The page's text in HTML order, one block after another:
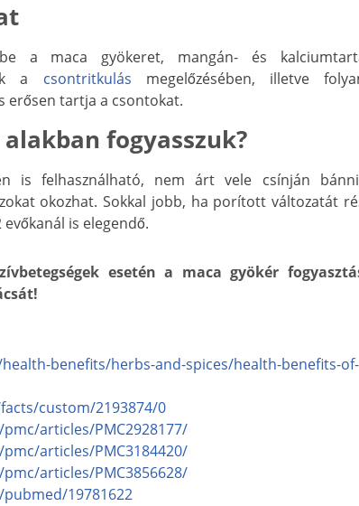
a maca gyökeret, mangán- és
a csontritkulás megelőzésében, illetve
erősen tartja a csontokat.
fogyasszuk?
is felhasználható, nem árt vele csínján
okozhat. Sokkal jobb, ha porított változatát
is elegendő.
esetén a maca gyökér
benefits/herbs-and-spices/health-benefits-of-
custom/2193874/0
articles/PMC2928177/
articles/PMC3184420/
articles/PMC3856628/
19781622